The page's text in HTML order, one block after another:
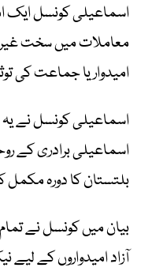
اسماعیلی کونسل ایک
معاملات میں سخت
امیدوار یا جماعت کی
اسماعیلی کونسل نے
اسماعیلی برادری کے
بلتستان کا دورہ مکمل
بیان میں کونسل نے
آزاد امیدواروں کے